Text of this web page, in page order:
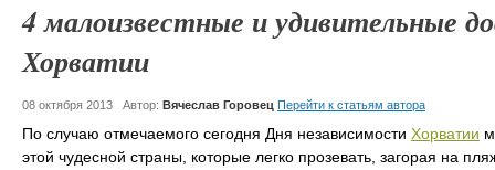
4 малоизвестные и удивительные
Хорватии
08 октября 2013 Автор: Вячеслав Горовец Перейти к статьям автора
По случаю отмечаемого сегодня Дня независимости Хорватии
этой чудесной страны, которые легко прозевать, загорая на